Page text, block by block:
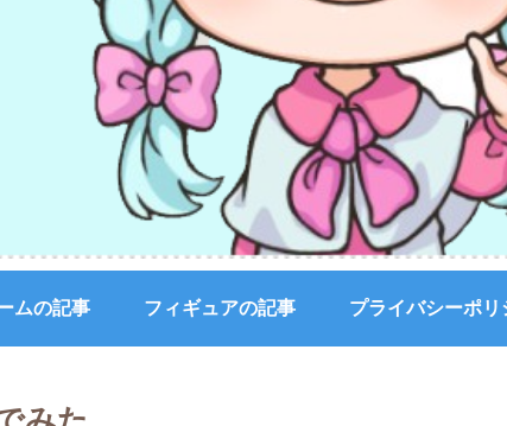
ムの記事 フィギュアの記事 プライバシーポリ